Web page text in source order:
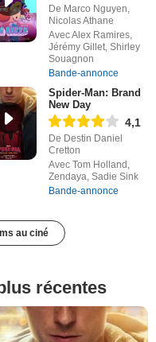
De Marco Nguyen,
Nicolas Athane
Avec Alex Ramires,
Jérémy Gillet, Shirley
Souagnon
Bande-annonce
Spider-Man: Brand
New Day
4,1
De Destin Daniel
Cretton
Avec Tom Holland,
Zendaya, Sadie Sink
Bande-annonce
au ciné
récentes